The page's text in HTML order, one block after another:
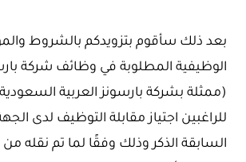
بعد ذلك سأقوم بتزويدكم بالشروط
الوظيفية المطلوبة في وظائف شركة
(ممثلة بشركة بارسونز العربية
للراغبين اجتياز مقابلة التوظيف لدى
السابقة الذكر وذلك وفقًا لما تم نقله